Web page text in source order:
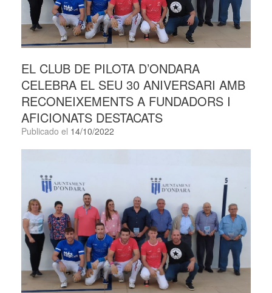
EL CLUB DE PILOTA D’ONDARA
CELEBRA EL SEU 30 ANIVERSARI AMB
RECONEIXEMENTS A FUNDADORS I
AFICIONATS DESTACATS
Publicado el 14/10/2022